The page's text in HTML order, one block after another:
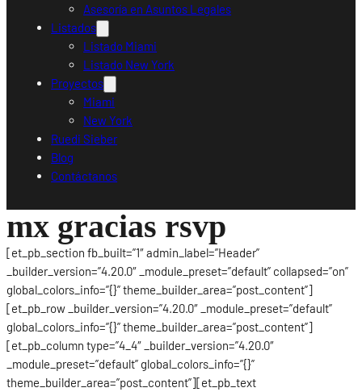
Asesoría en Asuntos Legales
Listados
Listado Miami
Listado New York
Proyectos
Miami
New York
Ruedi Sieber
Blog
Contáctanos
mx gracias rsvp
[et_pb_section fb_built=”1″ admin_label=”Header”
_builder_version=”4.20.0″ _module_preset=”default” collapsed=”on”
global_colors_info=”{}” theme_builder_area=”post_content”]
[et_pb_row _builder_version=”4.20.0″ _module_preset=”default”
global_colors_info=”{}” theme_builder_area=”post_content”]
[et_pb_column type=”4_4″ _builder_version=”4.20.0″
_module_preset=”default” global_colors_info=”{}”
theme_builder_area=”post_content”][et_pb_text